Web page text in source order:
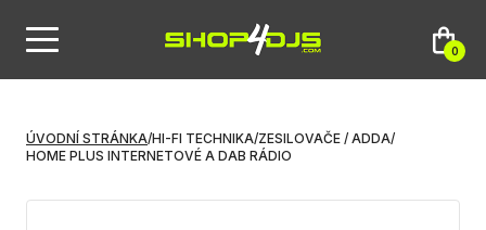
0
ÚVODNÍ STRÁNKA/HI-FI TECHNIKA/ZESILOVAČE / ADDA/
HOME PLUS INTERNETOVÉ A DAB RÁDIO